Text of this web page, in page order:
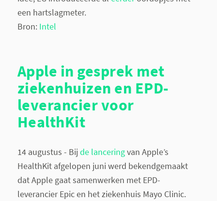
een hartslagmeter.
Bron: Intel
Apple in gesprek met
ziekenhuizen en EPD-
leverancier voor
HealthKit
14 augustus - Bij de lanceringvan Apple’s
HealthKit afgelopen juni werd bekendgemaakt
dat Apple gaat samenwerken met EPD-
leverancier Epic en het ziekenhuis Mayo Clinic.